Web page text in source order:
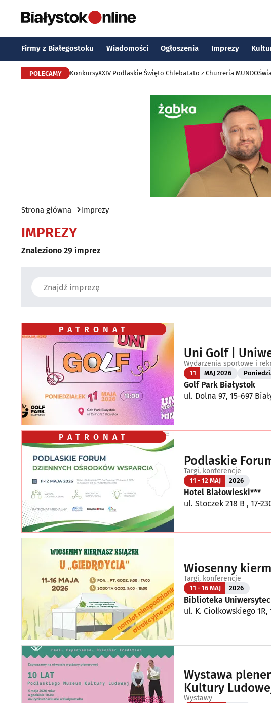
Firmy z Białegostoku Wiadomości Ogłoszenia Imprezy
POLECAMY KonkursyXXIV Podlaskie Święto ChlebaLato z Churreria MUNDO
Strona główna Imprezy
IMPREZY
Znaleziono 29 imprez
PATRONAT
Uni Golf |
Wydarzenia sportowe i
11 MAJ 2026
Golf Park Białystok
ul. Dolna 97, 15-697
PATRONAT
Podlaskie
Targi, konferencje
11 - 12 MAJ 2026
Hotel Białowieski***
ul. Stoczek 218 B , 17-
Wiosenny
Targi, konferencje
11 - 16 MAJ 2026
Biblioteka
ul. K. Ciołkowskiego
Wystawa
Kultury
Wystawy